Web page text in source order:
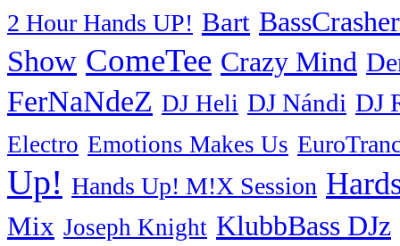
2 Hour Hands UP! Bart BassCrasher
Show ComeTee Crazy Mind
FerNaNdeZ DJ Heli DJ Nándi DJ
Electro Emotions Makes Us
Up! Hands Up! M!X Session
Mix Joseph Knight KlubbBass DJz